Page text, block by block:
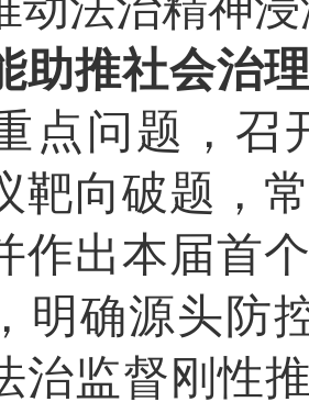
助推社会治
点问题，召
靶向破题，
作出本届首
明确源头防
治监督刚性